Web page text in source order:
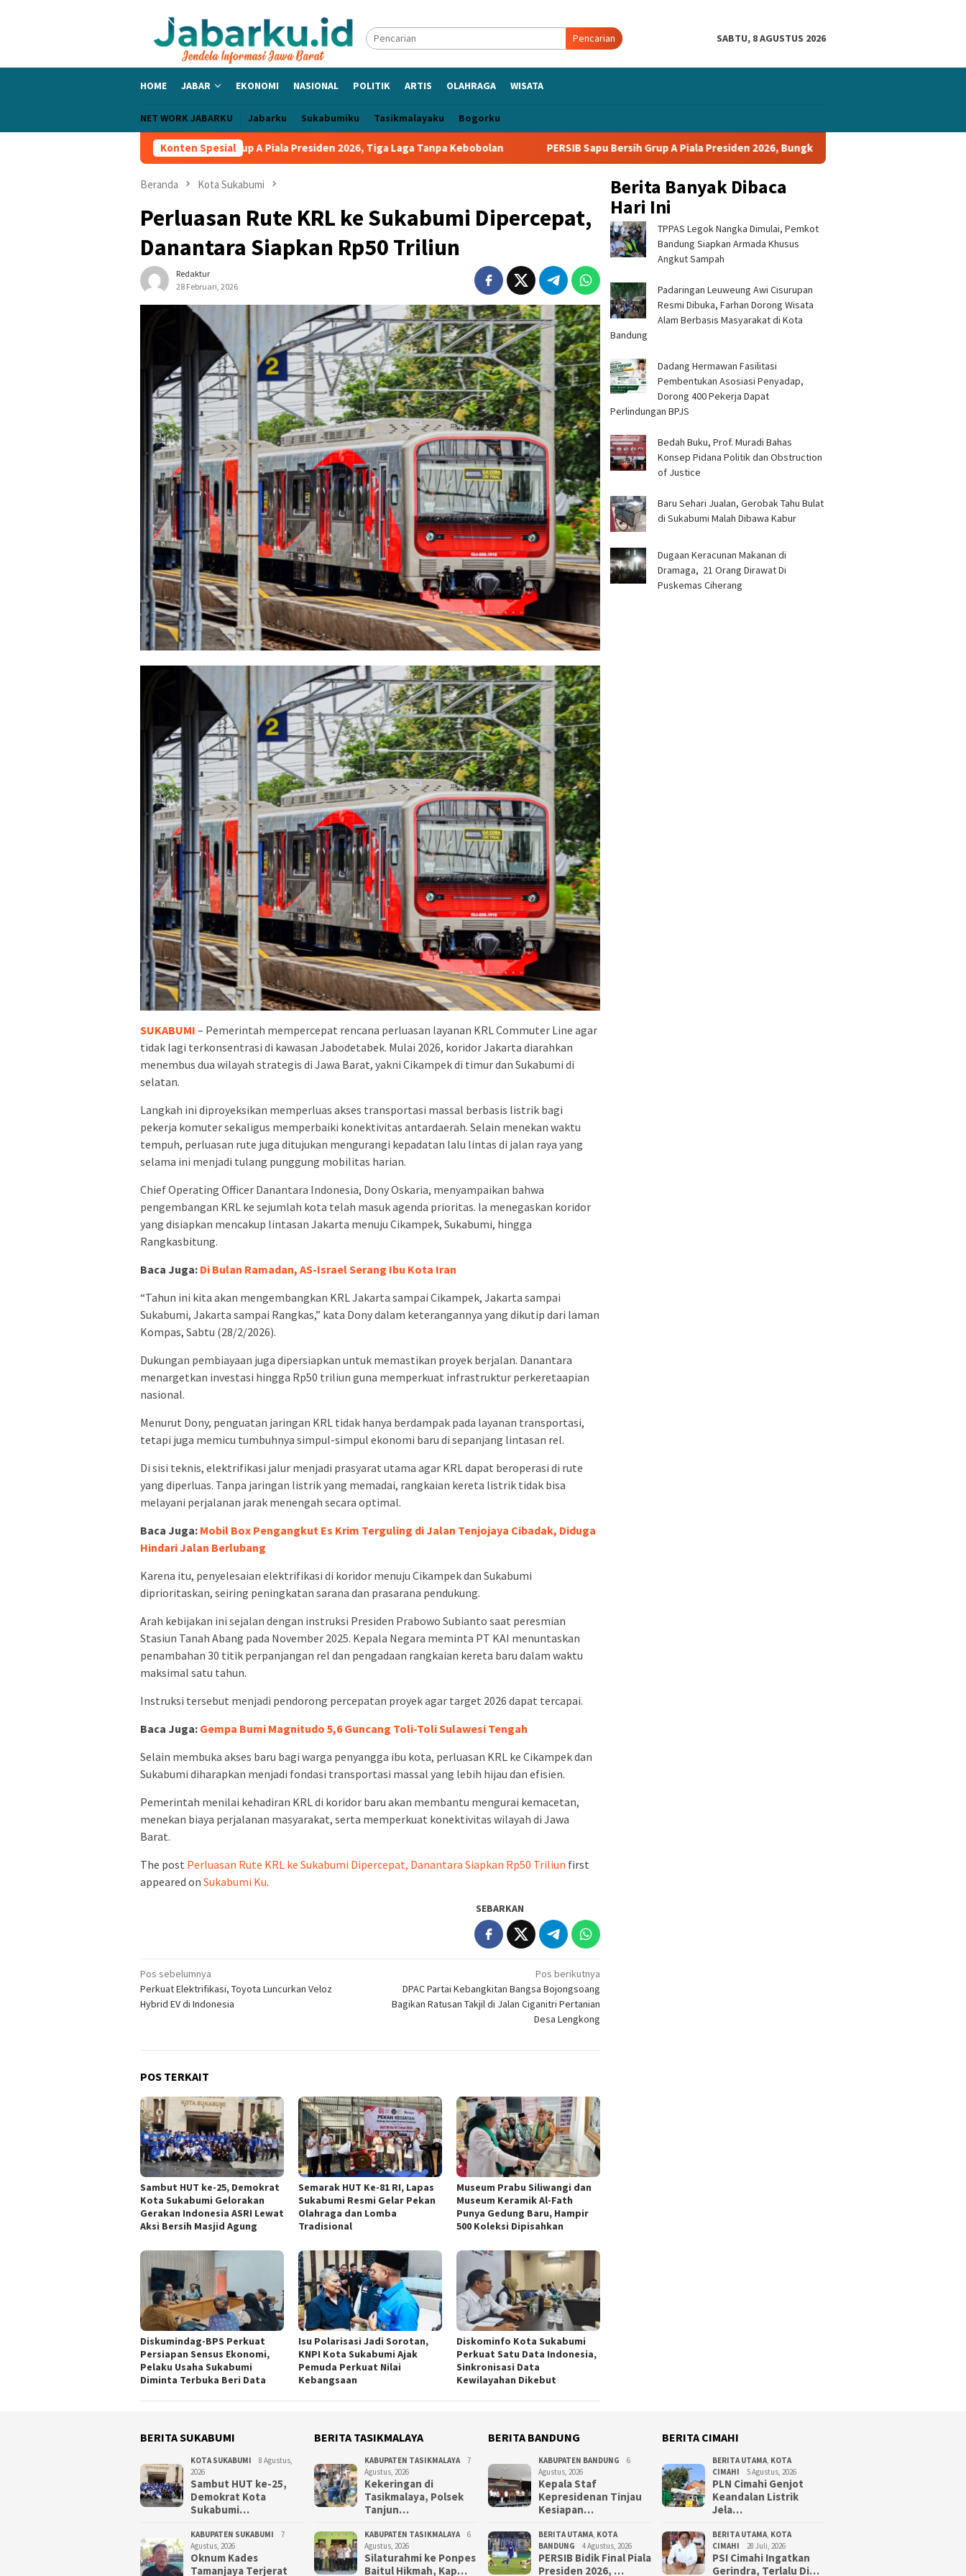
Pencarian SABTU, 8 AGUSTUS 2026
HOME JABAR EKONOMI NASIONAL POLITIK ARTIS OLAHRAGA WISATA
NET WORK JABARKU Jabarku Sukabumiku Tasikmalayaku Bogorku
Konten Spesial
Bangga PERSIB Sapu Bersih Grup A Piala Presiden 2026, Tiga Laga Tanpa Kebobolan PERSIB Sapu Bersih Grup A Piala Presiden 2026, Bungkam Tampines Rovers 1-0 dan Lolos ke Semifinal
Beranda Kota Sukabumi
Perluasan Rute KRL ke Sukabumi Dipercepat,
Danantara Siapkan Rp50 Triliun
Redaktur
28 Februari, 2026
SUKABUMI – Pemerintah mempercepat rencana perluasan layanan KRL Commuter Line agar
tidak lagi terkonsentrasi di kawasan Jabodetabek. Mulai 2026, koridor Jakarta diarahkan
menembus dua wilayah strategis di Jawa Barat, yakni Cikampek di timur dan Sukabumi di
selatan.
Langkah ini diproyeksikan memperluas akses transportasi massal berbasis listrik bagi
pekerja komuter sekaligus memperbaiki konektivitas antardaerah. Selain menekan waktu
tempuh, perluasan rute juga ditujukan mengurangi kepadatan lalu lintas di jalan raya yang
selama ini menjadi tulang punggung mobilitas harian.
Chief Operating Officer Danantara Indonesia, Dony Oskaria, menyampaikan bahwa
pengembangan KRL ke sejumlah kota telah masuk agenda prioritas. Ia menegaskan koridor
yang disiapkan mencakup lintasan Jakarta menuju Cikampek, Sukabumi, hingga
Rangkasbitung.
Baca Juga: Di Bulan Ramadan, AS-Israel Serang Ibu Kota Iran
“Tahun ini kita akan mengembangkan KRL Jakarta sampai Cikampek, Jakarta sampai
Sukabumi, Jakarta sampai Rangkas,” kata Dony dalam keterangannya yang dikutip dari laman
Kompas, Sabtu (28/2/2026).
Dukungan pembiayaan juga dipersiapkan untuk memastikan proyek berjalan. Danantara
menargetkan investasi hingga Rp50 triliun guna memperkuat infrastruktur perkeretaapian
nasional.
Menurut Dony, penguatan jaringan KRL tidak hanya berdampak pada layanan transportasi,
tetapi juga memicu tumbuhnya simpul-simpul ekonomi baru di sepanjang lintasan rel.
Di sisi teknis, elektrifikasi jalur menjadi prasyarat utama agar KRL dapat beroperasi di rute
yang diperluas. Tanpa jaringan listrik yang memadai, rangkaian kereta listrik tidak bisa
melayani perjalanan jarak menengah secara optimal.
Baca Juga: Mobil Box Pengangkut Es Krim Terguling di Jalan Tenjojaya Cibadak, Diduga
Hindari Jalan Berlubang
Karena itu, penyelesaian elektrifikasi di koridor menuju Cikampek dan Sukabumi
diprioritaskan, seiring peningkatan sarana dan prasarana pendukung.
Arah kebijakan ini sejalan dengan instruksi Presiden Prabowo Subianto saat peresmian
Stasiun Tanah Abang pada November 2025. Kepala Negara meminta PT KAI menuntaskan
penambahan 30 titik perpanjangan rel dan pengadaan rangkaian kereta baru dalam waktu
maksimal satu tahun.
Instruksi tersebut menjadi pendorong percepatan proyek agar target 2026 dapat tercapai.
Baca Juga: Gempa Bumi Magnitudo 5,6 Guncang Toli-Toli Sulawesi Tengah
Selain membuka akses baru bagi warga penyangga ibu kota, perluasan KRL ke Cikampek dan
Sukabumi diharapkan menjadi fondasi transportasi massal yang lebih hijau dan efisien.
Pemerintah menilai kehadiran KRL di koridor baru akan membantu mengurai kemacetan,
menekan biaya perjalanan masyarakat, serta memperkuat konektivitas wilayah di Jawa
Barat.
The post Perluasan Rute KRL ke Sukabumi Dipercepat, Danantara Siapkan Rp50 Triliun first
appeared on Sukabumi Ku.
SEBARKAN
Navigasi
pos
Pos sebelumnya
Perkuat Elektrifikasi, Toyota Luncurkan Veloz
Hybrid EV di Indonesia
Pos berikutnya
DPAC Partai Kebangkitan Bangsa Bojongsoang
Bagikan Ratusan Takjil di Jalan Ciganitri Pertanian
Desa Lengkong
POS TERKAIT
Sambut HUT ke-25, Demokrat
Kota Sukabumi Gelorakan
Gerakan Indonesia ASRI Lewat
Aksi Bersih Masjid Agung
Semarak HUT Ke-81 RI, Lapas
Sukabumi Resmi Gelar Pekan
Olahraga dan Lomba
Tradisional
Museum Prabu Siliwangi dan
Museum Keramik Al-Fath
Punya Gedung Baru, Hampir
500 Koleksi Dipisahkan
Diskumindag-BPS Perkuat
Persiapan Sensus Ekonomi,
Pelaku Usaha Sukabumi
Diminta Terbuka Beri Data
Isu Polarisasi Jadi Sorotan,
KNPI Kota Sukabumi Ajak
Pemuda Perkuat Nilai
Kebangsaan
Diskominfo Kota Sukabumi
Perkuat Satu Data Indonesia,
Sinkronisasi Data
Kewilayahan Dikebut
Berita Banyak Dibaca
Hari Ini
TPPAS Legok Nangka Dimulai, Pemkot
Bandung Siapkan Armada Khusus
Angkut Sampah
Padaringan Leuweung Awi Cisurupan
Resmi Dibuka, Farhan Dorong Wisata
Alam Berbasis Masyarakat di Kota
Bandung
Dadang Hermawan Fasilitasi
Pembentukan Asosiasi Penyadap,
Dorong 400 Pekerja Dapat
Perlindungan BPJS
Bedah Buku, Prof. Muradi Bahas
Konsep Pidana Politik dan Obstruction
of Justice
Baru Sehari Jualan, Gerobak Tahu Bulat
di Sukabumi Malah Dibawa Kabur
‎Dugaan Keracunan Makanan di
Dramaga, 21 Orang Dirawat Di
Puskemas Ciherang ‎
BERITA SUKABUMI
KOTA SUKABUMI
8 Agustus,
2026
Sambut HUT ke-25,
Demokrat Kota
Sukabumi…
KABUPATEN SUKABUMI
7
Agustus, 2026
Oknum Kades
Tamanjaya Terjerat
BERITA TASIKMALAYA
KABUPATEN TASIKMALAYA
7
Agustus, 2026
Kekeringan di
Tasikmalaya, Polsek
Tanjun…
KABUPATEN TASIKMALAYA
6
Agustus, 2026
Silaturahmi ke Ponpes
Baitul Hikmah, Kap…
BERITA BANDUNG
KABUPATEN BANDUNG
6
Agustus, 2026
Kepala Staf
Kepresidenan Tinjau
Kesiapan…
BERITA UTAMA, KOTA
BANDUNG
4 Agustus, 2026
PERSIB Bidik Final Piala
Presiden 2026, …
BERITA CIMAHI
BERITA UTAMA, KOTA
CIMAHI
5 Agustus, 2026
PLN Cimahi Genjot
Keandalan Listrik
Jela…
BERITA UTAMA, KOTA
CIMAHI
28 Juli, 2026
PSI Cimahi Ingatkan
Gerindra, Terlalu Di…